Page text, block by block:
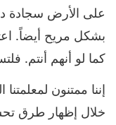
على الأرض سجادة
بشكل مريح أيضاً.
كما لو أنهم أنتم.
إننا ممتنون
خلال إظهار طرق